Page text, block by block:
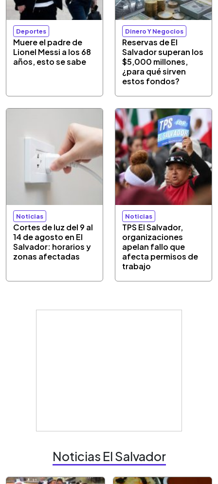
Deportes
Muere el padre de
Lionel Messi a los 68
años, esto se sabe
Dinero Y Negocios
Reservas de El
Salvador superan los
$5,000 millones,
¿para qué sirven
estos fondos?
Noticias
Cortes de luz del 9 al
14 de agosto en El
Salvador: horarios y
zonas afectadas
Noticias
TPS El Salvador,
organizaciones
apelan fallo que
afecta permisos de
trabajo
Noticias El Salvador